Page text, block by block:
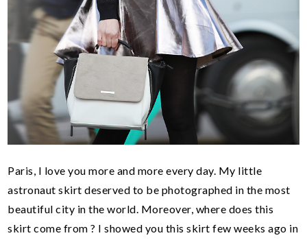
Paris, I love you more and more every day. My little
astronaut skirt deserved to be photographed in the most
beautiful city in the world. Moreover, where does this
skirt come from ? I showed you this skirt few weeks ago in